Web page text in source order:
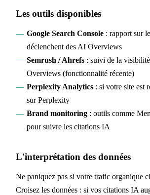
Les outils disponibles
Google Search Console: rapport sur
déclenchent des AI Overviews
Semrush / Ahrefs: suivi de la
Overviews (fonctionnalité récente)
Perplexity Analytics: si votre site est
sur Perplexity
Brand monitoring: outils comme
pour suivre les citations IA
L'interprétation des données
Ne paniquez pas si votre trafic organique
Croisez les données : si vos citations IA